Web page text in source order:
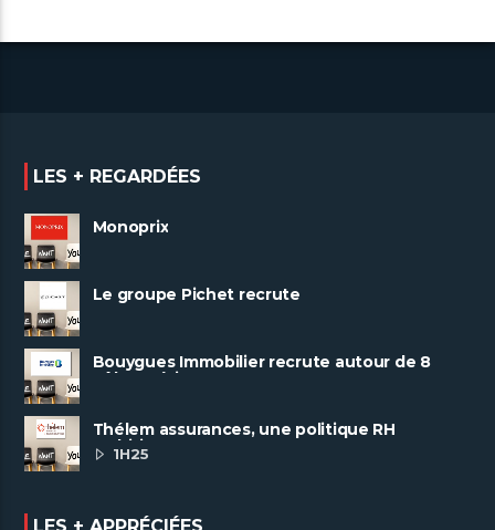
LES + REGARDÉES
Monoprix
Le groupe Pichet recrute
Bouygues Immobilier recrute autour de 8
pôles métiers
Thélem assurances, une politique RH
ambitieuse
1H25